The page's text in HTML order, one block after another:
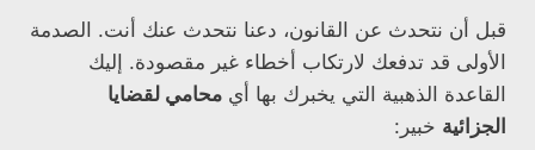
قبل أن نتحدث عن القانون، دعنا نتحدث عنك أنت. الصدمة
الأولى قد تدفعك لارتكاب أخطاء غير مقصودة. إليك
القاعدة الذهبية التي يخبرك بها أي محامي لقضايا
الجزائية خبير: